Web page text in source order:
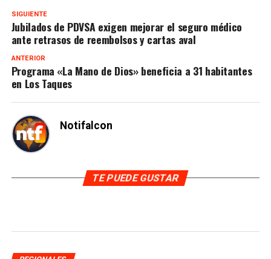
SIGUIENTE
Jubilados de PDVSA exigen mejorar el seguro médico
ante retrasos de reembolsos y cartas aval
ANTERIOR
Programa «La Mano de Dios» beneficia a 31 habitantes
en Los Taques
Notifalcon
TE PUEDE GUSTAR